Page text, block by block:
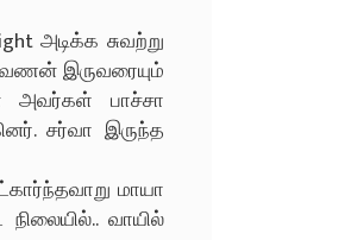
அடிக்க சுவற்று
இருவரையும்
அவர்கள் பாச்சா
சர்வா இருந்த
மாயா
வாயில்